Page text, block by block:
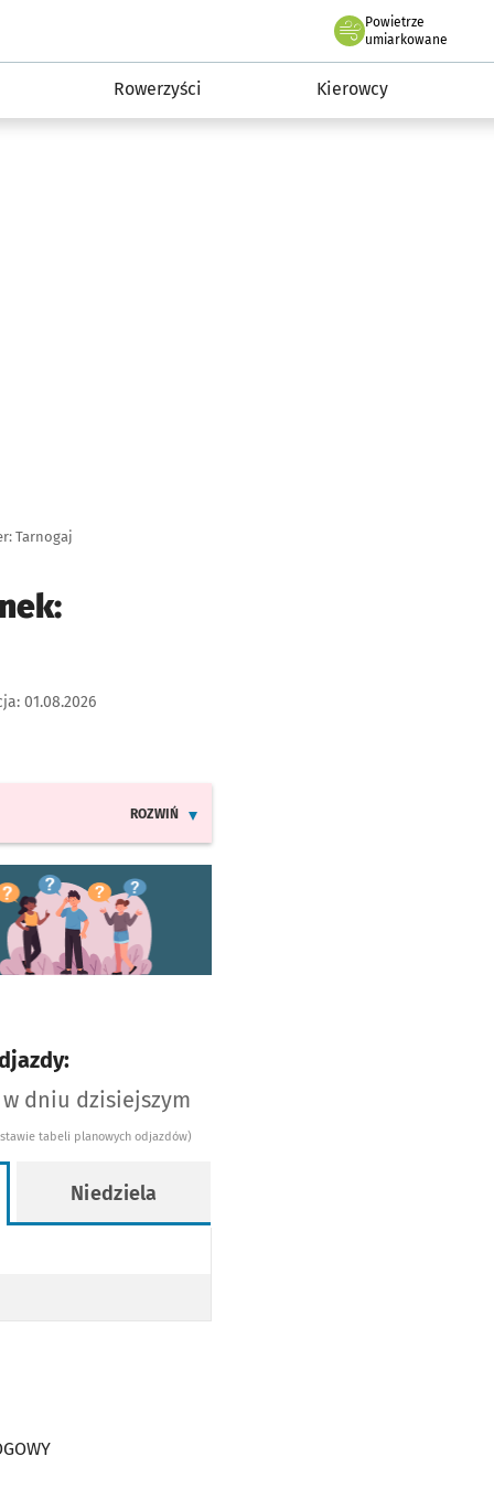
Powietrze
we Wrocławiu
umiarkowane
Rowerzyści Kierowcy
Tarnogaj
01.08.2026
ROZWIŃ
się w nowej karcie
dniu dzisiejszym
tabeli planowych odjazdów)
Niedziela